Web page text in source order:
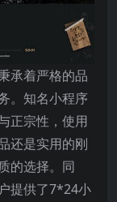
承着严格的品
。知名小程序
正宗性，使用
还是实用的刚
的选择。同
提供了7*24小